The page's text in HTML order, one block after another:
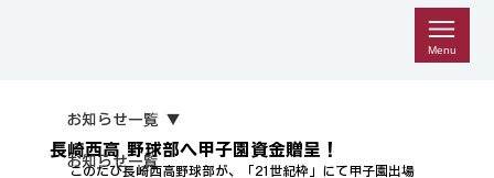
Menu
お知らせ一覧
お知らせ一覧
長崎西高 野球部へ甲子園資金贈呈！
このたび長崎西高野球部が、「21世紀枠」にて甲子園出場